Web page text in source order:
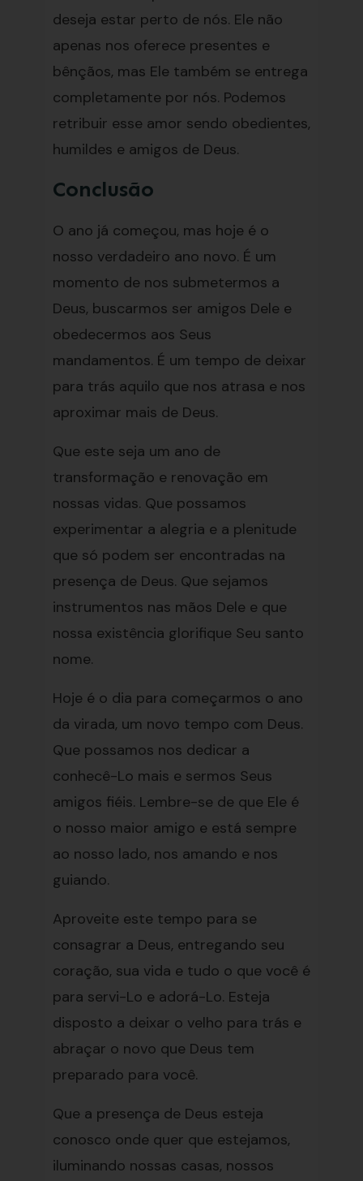
deseja estar perto de nós. Ele não
apenas nos oferece presentes e
bênçãos, mas Ele também se entrega
completamente por nós. Podemos
retribuir esse amor sendo obedientes,
humildes e amigos de Deus.
Conclusão
O ano já começou, mas hoje é o
nosso verdadeiro ano novo. É um
momento de nos submetermos a
Deus, buscarmos ser amigos Dele e
obedecermos aos Seus
mandamentos. É um tempo de deixar
para trás aquilo que nos atrasa e nos
aproximar mais de Deus.
Que este seja um ano de
transformação e renovação em
nossas vidas. Que possamos
experimentar a alegria e a plenitude
que só podem ser encontradas na
presença de Deus. Que sejamos
instrumentos nas mãos Dele e que
nossa existência glorifique Seu santo
nome.
Hoje é o dia para começarmos o ano
da virada, um novo tempo com Deus.
Que possamos nos dedicar a
conhecê-Lo mais e sermos Seus
amigos fiéis. Lembre-se de que Ele é
o nosso maior amigo e está sempre
ao nosso lado, nos amando e nos
guiando.
Aproveite este tempo para se
consagrar a Deus, entregando seu
coração, sua vida e tudo o que você é
para servi-Lo e adorá-Lo. Esteja
disposto a deixar o velho para trás e
abraçar o novo que Deus tem
preparado para você.
Que a presença de Deus esteja
conosco onde quer que estejamos,
iluminando nossas casas, nossos